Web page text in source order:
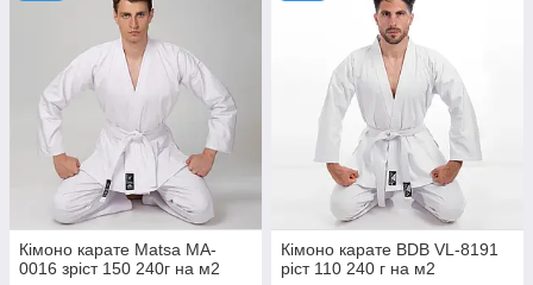
Кімоно карате Matsa MA-
0016 зріст 150 240г на м2
Кімоно карате BDB VL-8191
ріст 110 240 г на м2